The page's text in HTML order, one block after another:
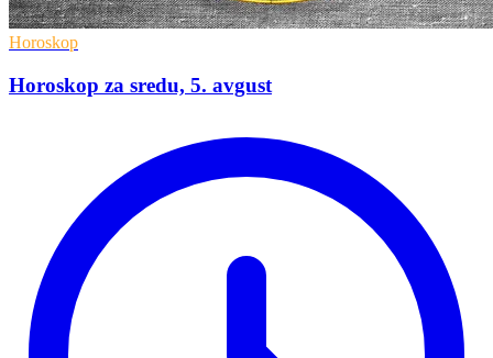
Horoskop
Horoskop za sredu, 5. avgust